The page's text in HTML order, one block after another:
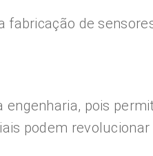
de
pois
podem